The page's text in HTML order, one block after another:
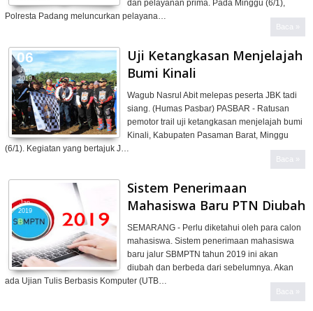
dan pelayanan prima. Pada Minggu (6/1),
Polresta Padang meluncurkan pelayana…
Baca »
Uji Ketangkasan Menjelajah
Bumi Kinali
Wagub Nasrul Abit melepas peserta JBK tadi
siang. (Humas Pasbar) PASBAR - Ratusan
pemotor trail uji ketangkasan menjelajah bumi
Kinali, Kabupaten Pasaman Barat, Minggu
(6/1). Kegiatan yang bertajuk J…
Baca »
06
Jan
2019
Sistem Penerimaan
Mahasiswa Baru PTN Diubah
SEMARANG - Perlu diketahui oleh para calon
mahasiswa. Sistem penerimaan mahasiswa
baru jalur SBMPTN tahun 2019 ini akan
diubah dan berbeda dari sebelumnya. Akan
ada Ujian Tulis Berbasis Komputer (UTB…
Baca »
Jan
2019